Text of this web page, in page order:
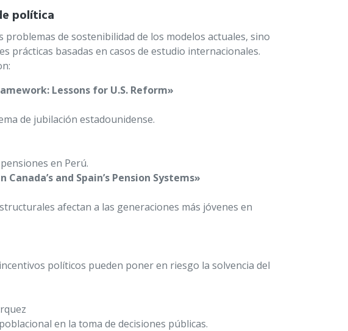
política
de sostenibilidad de los modelos actuales, sino
prácticas basadas en casos de estudio internacionales.
Lessons for U.S. Reform»
de jubilación estadounidense.
en Perú.
and Spain’s Pension Systems»
afectan a las generaciones más jóvenes en
políticos pueden poner en riesgo la solvencia del
en la toma de decisiones públicas.